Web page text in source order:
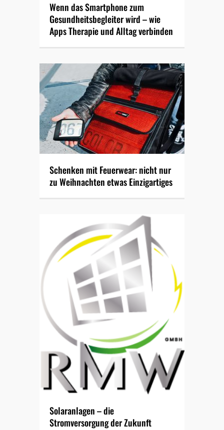
Wenn das Smartphone zum
Gesundheitsbegleiter wird – wie
Apps Therapie und Alltag verbinden
Schenken mit Feuerwear: nicht nur
zu Weihnachten etwas Einzigartiges
Solaranlagen – die
Stromversorgung der Zukunft